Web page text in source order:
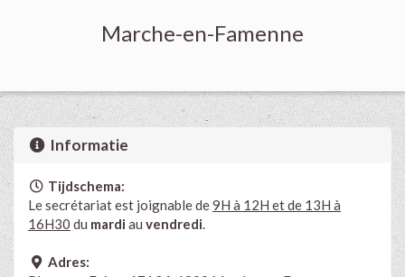
Marche-en-Famenne
Informatie
Tijdschema:
Le secrétariat est joignable de9H à 12H et de 13H à
16H30 du mardi au vendredi
Adres: